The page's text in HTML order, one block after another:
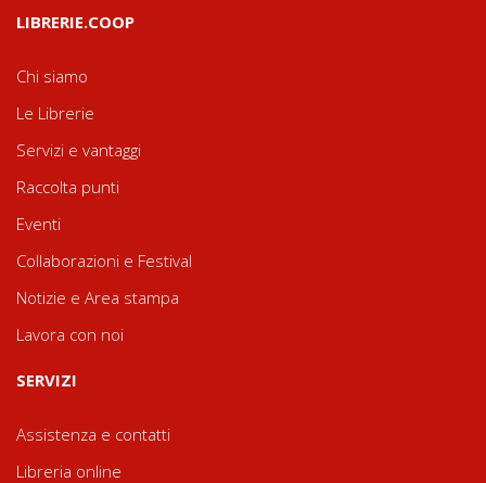
LIBRERIE.COOP
Chi siamo
Le Librerie
Servizi e vantaggi
Raccolta punti
Eventi
Collaborazioni e Festival
Notizie e Area stampa
Lavora con noi
SERVIZI
Assistenza e contatti
Libreria online